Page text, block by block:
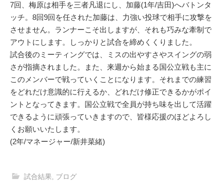
7回、梅原は相手を三者凡退にし、加藤(1年/吉田)へバトンタ
ッチ。8回9回を任された加藤は、力強い投球で相手に攻撃を
させません。ランナーこそ出しますが、それも巧みな牽制で
アウトにします。しっかりと試合を締めくくりました。
試合後のミーティングでは、ミスの出やすさやスイングの弱
さが指摘されました。また、来週から始まる国公立戦も主に
このメンバーで戦っていくことになります。それまでの練習
をどれだけ意識的に行えるか、どれだけ修正できるかがポイ
ントとなってきます。国公立戦で全員が持ち味を出して活躍
できるように頑張っていきますので、皆様応援のほどよろし
くお願いいたします。
(2年/マネージャー/新井菜緒)
試合結果 ブログ